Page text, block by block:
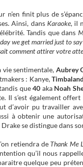
n’en finit plus de
Ainsi, dans Karaoke, il
Tandis que dans
we get married just to say
comment attirer votre
vie sentimentale, Aubrey
: Kanye,Timbaland
que40 aka Noah
Il s’est également
d’avoir pu travailler
à obtenir une
se distingue dans
retiendra de Thank Me
qu’il nous
quelque peu